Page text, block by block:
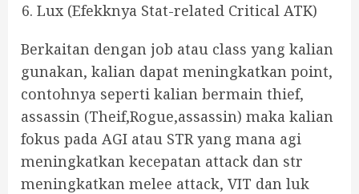
Lux (Efekknya Stat-related Critical ATK)
Berkaitan dengan job atau class yang kalian
gunakan, kalian dapat meningkatkan point,
contohnya seperti kalian bermain thief,
assassin (Theif,Rogue,assassin) maka kalian
fokus pada AGI atau STR yang mana agi
meningkatkan kecepatan attack dan str
meningkatkan melee attack, VIT dan luk